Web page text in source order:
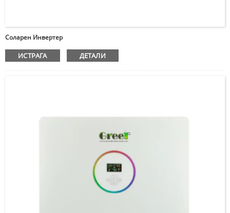
Соларен Инвертер
ИСТРАГА ДЕТАЛИ